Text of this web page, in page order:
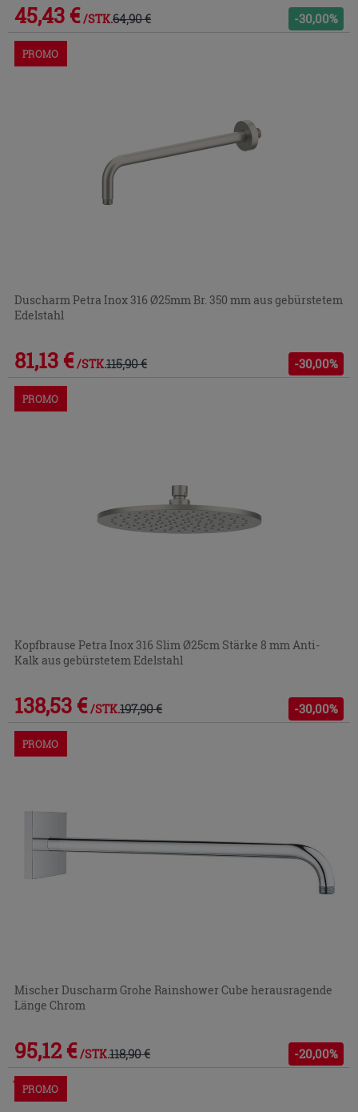
45,43 € /STK.64,90 € -30,00%
PROMO
Duscharm Petra Inox 316 Ø25mm Br. 350 mm aus gebürstetem
Edelstahl
81,13 € /STK.115,90 € -30,00%
PROMO
Kopfbrause Petra Inox 316 Slim Ø25cm Stärke 8 mm Anti-
Kalk aus gebürstetem Edelstahl
138,53 € /STK.197,90 € -30,00%
PROMO
Mischer Duscharm Grohe Rainshower Cube herausragende
Länge Chrom
95,12 € /STK.118,90 € -20,00%
Im Geschäft oder über den Kundenservice bestellbar
PROMO